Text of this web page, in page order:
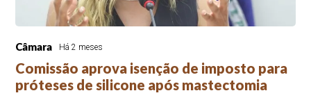
Câmara Há 2 meses
Comissão aprova isenção de imposto para
próteses de silicone após mastectomia